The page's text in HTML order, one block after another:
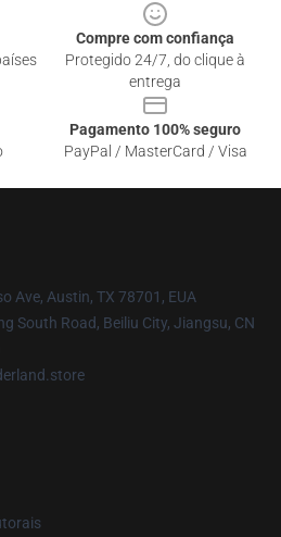
Compre com confiança
Protegido 24/7, do clique à
entrega
Pagamento 100% seguro
PayPal / MasterCard / Visa
Ave, Austin, TX 78701, EUA
South Road, Beiliu City, Jiangsu, CN